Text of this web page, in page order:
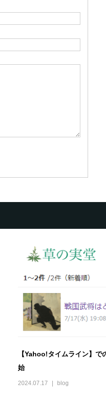
【Yahoo!タイムライン】で
始
2024.07.17 blog